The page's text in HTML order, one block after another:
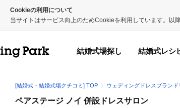
Cookieの利用について
当サイトはサービス向上のためCookieを利用しています。以
結婚式場探し 結婚式レシ
[結婚式・結婚式場クチコミ] TOP ウェディングドレスブランド
ペアステージ ノイ 併設ドレスサロン